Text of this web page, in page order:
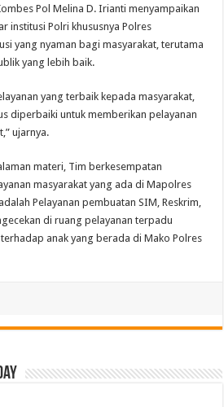
Pol Melina D. Irianti menyampaikan
institusi Polri khususnya Polres
yang nyaman bagi masyarakat, terutama
yang lebih baik.
yang terbaik kepada masyarakat,
diperbaiki untuk memberikan pelayanan
ujarnya.
materi, Tim berkesempatan
masyarakat yang ada di Mapolres
Pelayanan pembuatan SIM, Reskrim,
di ruang pelayanan terpadu
anak yang berada di Mako Polres